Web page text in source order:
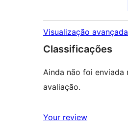
Visualização avançada
Classificações
Ainda não foi enviada
avaliação.
Your review